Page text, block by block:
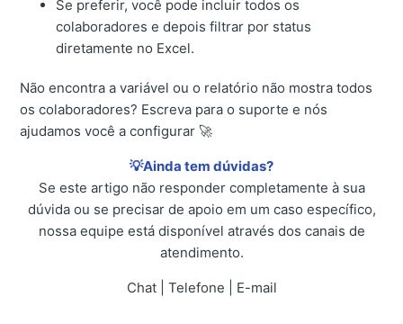
Se preferir, você pode incluir todos os
colaboradores e depois filtrar por status
diretamente no Excel.
Não encontra a variável ou o relatório não mostra todos
os colaboradores? Escreva para o suporte e nós
ajudamos você a configurar 🚀
💡Ainda tem dúvidas?
Se este artigo não responder completamente à sua
dúvida ou se precisar de apoio em um caso específico,
nossa equipe está disponível através dos canais de
atendimento.
Chat | Telefone | E-mail